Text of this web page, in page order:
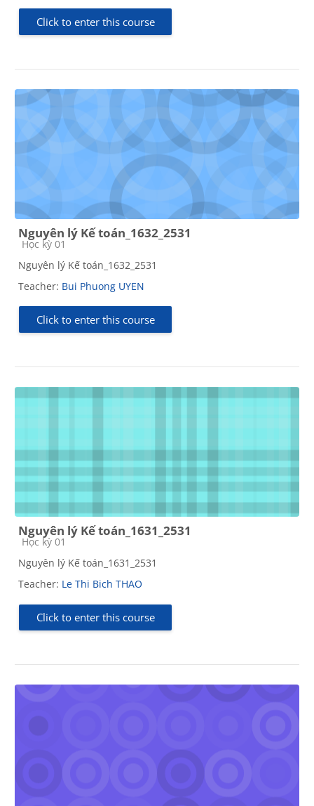
Click to enter this course
Nguyên lý Kế toán_1632_2531
Course category
Học kỳ 01
Nguyên lý Kế toán_1632_2531
Teacher: Bui Phuong UYEN
Click to enter this course
Nguyên lý Kế toán_1631_2531
Course category
Học kỳ 01
Nguyên lý Kế toán_1631_2531
Teacher: Le Thi Bich THAO
Click to enter this course